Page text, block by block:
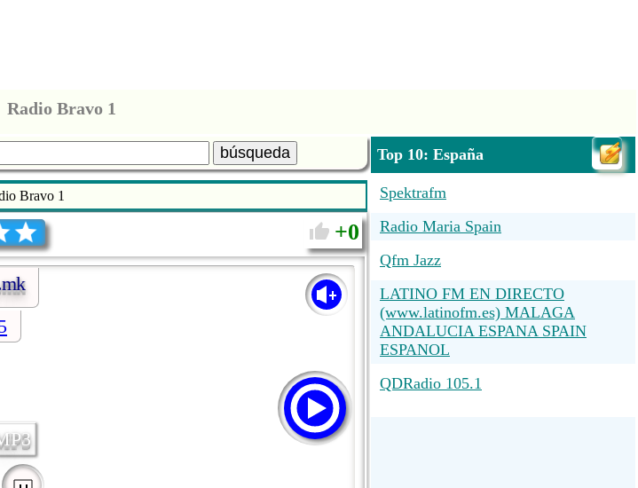
Radio Bravo 1
búsqueda
Bravo 1
0
Top 10: España
Spektrafm
Radio Maria Spain
Qfm Jazz
LATINO FM EN DIRECTO
(www.latinofm.es) MALAGA
ANDALUCIA ESPANA SPAIN
ESPANOL
QDRadio 105.1